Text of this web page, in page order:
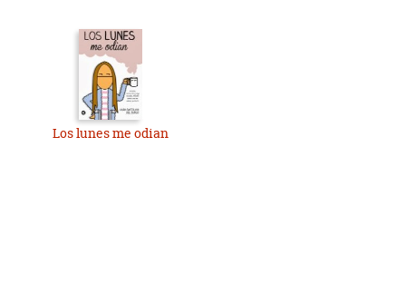
Los lunes me odian